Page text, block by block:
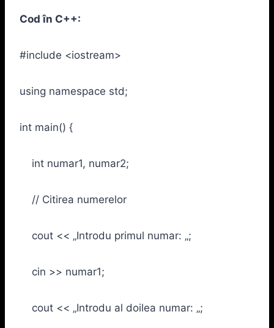
Cod în C++:
#include <iostream>
using namespace std;
int main() {
int numar1, numar2;
// Citirea numerelor
cout << „Introdu primul numar: „;
cin >> numar1;
cout << „Introdu al doilea numar: „;